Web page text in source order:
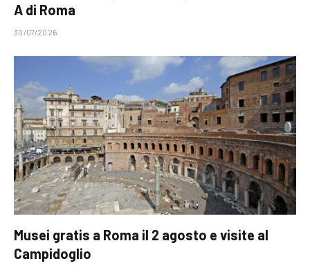
A di Roma
30/07/2026
Musei gratis a Roma il 2 agosto e visite al
Campidoglio